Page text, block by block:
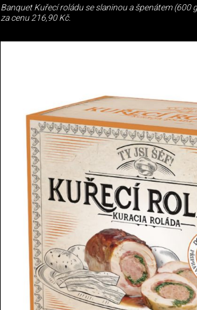
Banquet Kuřecí roládu se slaninou a špenátem
za cenu 216,90 Kč.